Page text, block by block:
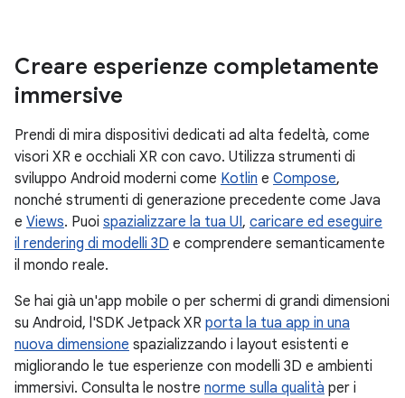
Creare esperienze completamente
immersive
Prendi di mira dispositivi dedicati ad alta fedeltà, come
visori XR e occhiali XR con cavo. Utilizza strumenti di
sviluppo Android moderni come Kotlin e Compose,
nonché strumenti di generazione precedente come Java
e Views. Puoi spazializzare la tua UI, caricare ed eseguire
il rendering di modelli 3D e comprendere semanticamente
il mondo reale.
Se hai già un'app mobile o per schermi di grandi dimensioni
su Android, l'SDK Jetpack XR porta la tua app in una
nuova dimensione spazializzando i layout esistenti e
migliorando le tue esperienze con modelli 3D e ambienti
immersivi. Consulta le nostre norme sulla qualità per i